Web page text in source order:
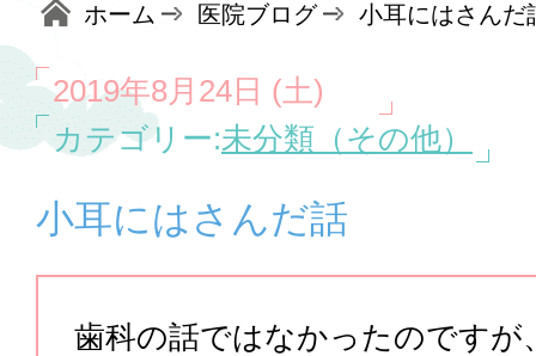
ホーム 医院ブログ 小耳にはさんだ
2019年8月24日 (土)
カテゴリー:未分類（その他）
小耳にはさんだ話
歯科の話ではなかったのですが